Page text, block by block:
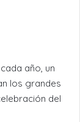
año, un
los grandes
del